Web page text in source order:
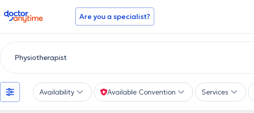
doctoranytime Are you a specialist?
Availability Available Convention Services